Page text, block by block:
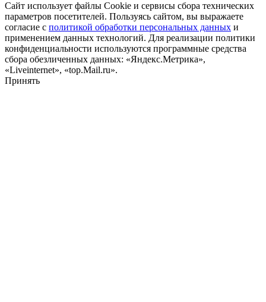
Сайт использует файлы Cookie и сервисы сбора технических
параметров посетителей. Пользуясь сайтом, вы выражаете
согласие с политикой обработки персональных данных и
применением данных технологий. Для реализации политики
конфиденциальности используются программные средства
сбора обезличенных данных: «Яндекс.Метрика»,
«Liveinternet», «top.Mail.ru».
Принять